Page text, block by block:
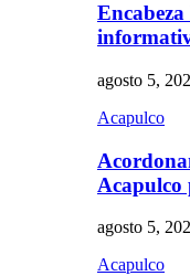
agosto 5,
Acapulco
agosto 5,
Acapulco